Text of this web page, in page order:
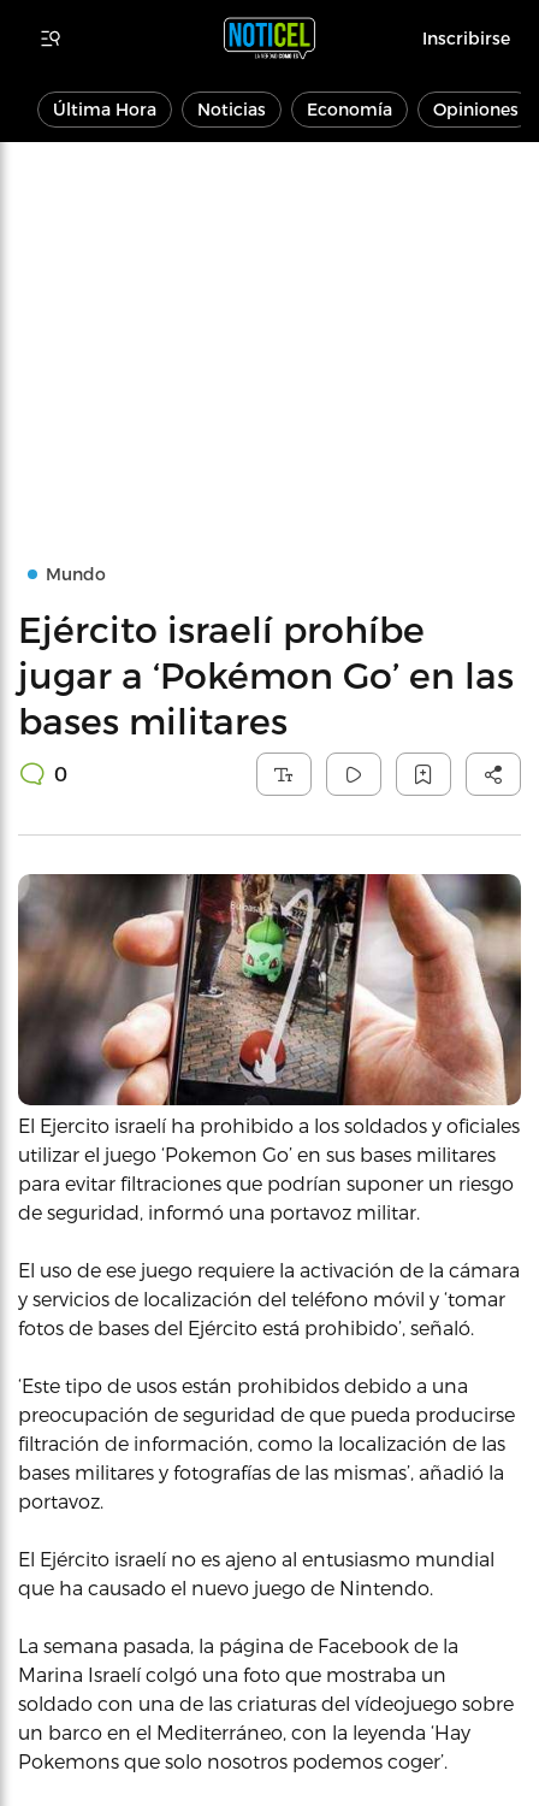
Inscribirse
Última Hora Noticias Economía Opiniones
Mundo
Ejército israelí prohíbe
jugar a ‘Pokémon Go’ en las
bases militares
0
El Ejercito israelí ha prohibido a los soldados y oficiales
utilizar el juego ‘Pokemon Go’ en sus bases militares
para evitar filtraciones que podrían suponer un riesgo
de seguridad, informó una portavoz militar.
El uso de ese juego requiere la activación de la cámara
y servicios de localización del teléfono móvil y ‘tomar
fotos de bases del Ejército está prohibido’, señaló.
‘Este tipo de usos están prohibidos debido a una
preocupación de seguridad de que pueda producirse
filtración de información, como la localización de las
bases militares y fotografías de las mismas’, añadió la
portavoz.
El Ejército israelí no es ajeno al entusiasmo mundial
que ha causado el nuevo juego de Nintendo.
La semana pasada, la página de Facebook de la
Marina Israelí colgó una foto que mostraba un
soldado con una de las criaturas del vídeojuego sobre
un barco en el Mediterráneo, con la leyenda ‘Hay
Pokemons que solo nosotros podemos coger’.